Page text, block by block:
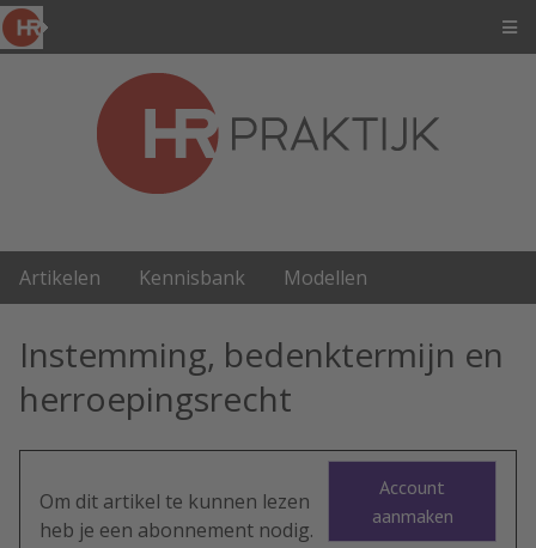
Artikelen Kennisbank Modellen
Instemming, bedenktermijn en
herroepingsrecht
Om dit artikel te kunnen lezen
heb je een abonnement nodig.
Account
aanmaken